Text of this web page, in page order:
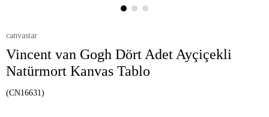
canvastar
Vincent van Gogh Dört Adet Ayçiçekli
Natürmort Kanvas Tablo
(CN16631)